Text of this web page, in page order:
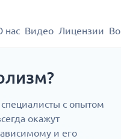
нас Видео Лицензии
с опытом
окажут
и его